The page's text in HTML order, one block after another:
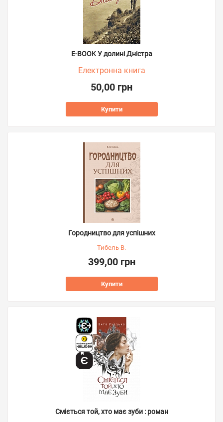
E-BOOK У долині Дністра
Електронна книга
50,00 грн
Купити
Городництво для успішних
Тибель В.
399,00 грн
Купити
Сміється той, хто має зуби : роман